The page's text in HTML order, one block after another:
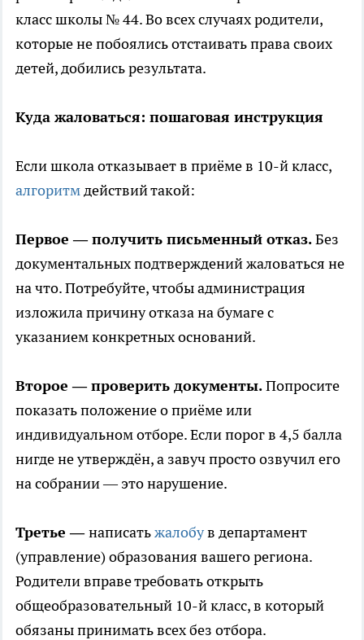
класс школы № 44. Во всех случаях родители,
которые не побоялись отстаивать права своих
детей, добились результата.
Куда жаловаться: пошаговая инструкция
Если школа отказывает в приёме в 10-й класс,
алгоритмдействий такой:
Первое — получить письменный отказ.Без
документальных подтверждений жаловаться не
на что. Потребуйте, чтобы администрация
изложила причину отказа на бумаге с
указанием конкретных оснований.
Второе — проверить документы.Попросите
показать положение о приёме или
индивидуальном отборе. Если порог в 4,5 балла
нигде не утверждён, а завуч просто озвучил его
на собрании — это нарушение.
Третье —написатьжалобув департамент
(управление) образования вашего региона.
Родители вправе требовать открыть
общеобразовательный 10-й класс, в который
обязаны принимать всех без отбора.